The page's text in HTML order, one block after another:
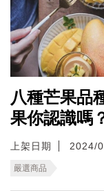
八種芒果品
果你認識嗎
上架日期 2024/
嚴選商品